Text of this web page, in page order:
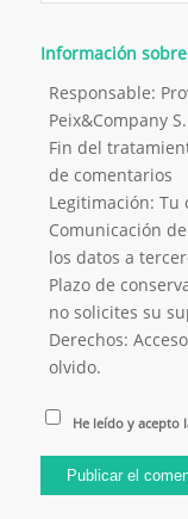
Información
Responsable:
Peix&Company
Fin del
de comentarios
Legitimación:
Comunicación
los datos a
Plazo de
no solicites su
Derechos:
olvido.
He leído y acepto